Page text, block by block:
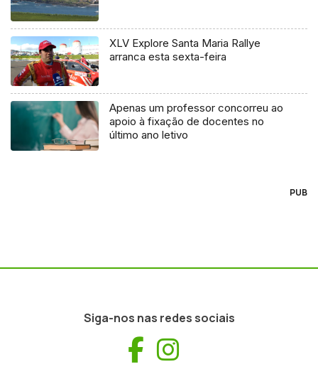
XLV Explore Santa Maria Rallye
arranca esta sexta-feira
Apenas um professor concorreu ao
apoio à fixação de docentes no
último ano letivo
PUB
Siga-nos nas redes sociais
Facebook